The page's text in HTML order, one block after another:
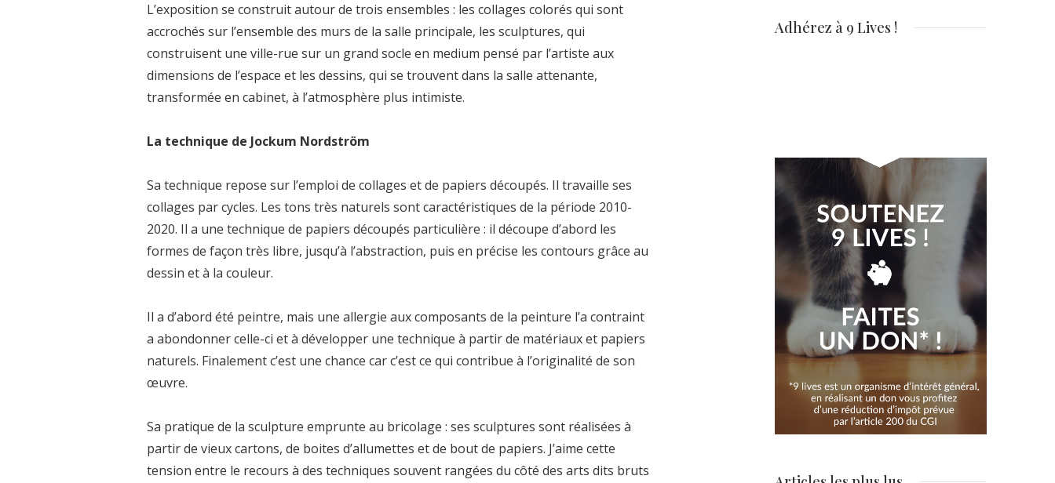
L’exposition se construit autour de trois ensembles : les collages colorés qui sont
accrochés sur l’ensemble des murs de la salle principale, les sculptures, qui
construisent une ville-rue sur un grand socle en medium pensé par l’artiste aux
dimensions de l’espace et les dessins, qui se trouvent dans la salle attenante,
transformée en cabinet, à l’atmosphère plus intimiste.
La technique de Jockum Nordström
Sa technique repose sur l’emploi de collages et de papiers découpés. Il travaille ses
collages par cycles. Les tons très naturels sont caractéristiques de la période 2010-
2020. Il a une technique de papiers découpés particulière : il découpe d’abord les
formes de façon très libre, jusqu’à l’abstraction, puis en précise les contours grâce au
dessin et à la couleur.
Il a d’abord été peintre, mais une allergie aux composants de la peinture l’a contraint
a abondonner celle-ci et à développer une technique à partir de matériaux et papiers
naturels. Finalement c’est une chance car c’est ce qui contribue à l’originalité de son
œuvre.
Sa pratique de la sculpture emprunte au bricolage : ses sculptures sont réalisées à
partir de vieux cartons, de boites d’allumettes et de bout de papiers. J’aime cette
tension entre le recours à des techniques souvent rangées du côté des arts dits bruts
Adhérez à 9 Lives !